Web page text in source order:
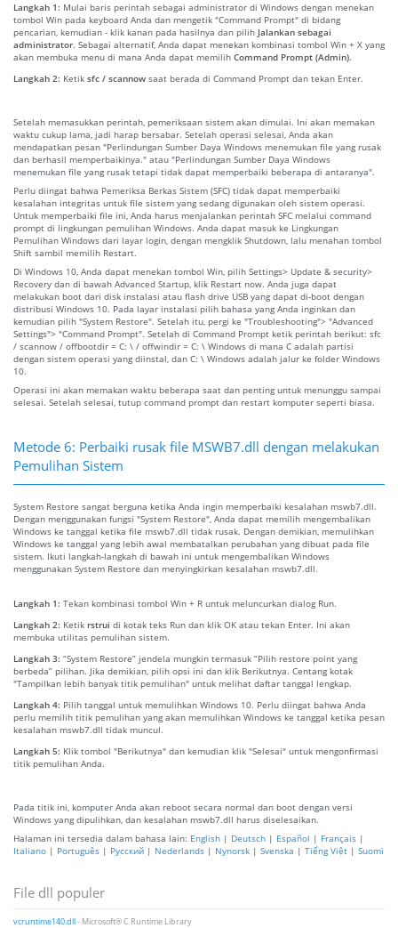
Langkah 1: Mulai baris perintah sebagai administrator di Windows dengan menekan
tombol Win pada keyboard Anda dan mengetik "Command Prompt" di bidang
pencarian, kemudian - klik kanan pada hasilnya dan pilih Jalankan sebagai
administrator. Sebagai alternatif, Anda dapat menekan kombinasi tombol Win + X yang
akan membuka menu di mana Anda dapat memilih Command Prompt (Admin).
Langkah 2: Ketik sfc / scannow saat berada di Command Prompt dan tekan Enter.
Setelah memasukkan perintah, pemeriksaan sistem akan dimulai. Ini akan memakan
waktu cukup lama, jadi harap bersabar. Setelah operasi selesai, Anda akan
mendapatkan pesan "Perlindungan Sumber Daya Windows menemukan file yang rusak
dan berhasil memperbaikinya." atau "Perlindungan Sumber Daya Windows
menemukan file yang rusak tetapi tidak dapat memperbaiki beberapa di antaranya".
Perlu diingat bahwa Pemeriksa Berkas Sistem (SFC) tidak dapat memperbaiki
kesalahan integritas untuk file sistem yang sedang digunakan oleh sistem operasi.
Untuk memperbaiki file ini, Anda harus menjalankan perintah SFC melalui command
prompt di lingkungan pemulihan Windows. Anda dapat masuk ke Lingkungan
Pemulihan Windows dari layar login, dengan mengklik Shutdown, lalu menahan tombol
Shift sambil memilih Restart.
Di Windows 10, Anda dapat menekan tombol Win, pilih Settings> Update & security>
Recovery dan di bawah Advanced Startup, klik Restart now. Anda juga dapat
melakukan boot dari disk instalasi atau flash drive USB yang dapat di-boot dengan
distribusi Windows 10. Pada layar instalasi pilih bahasa yang Anda inginkan dan
kemudian pilih "System Restore". Setelah itu, pergi ke "Troubleshooting"> "Advanced
Settings"> "Command Prompt". Setelah di Command Prompt ketik perintah berikut: sfc
/ scannow / offbootdir = C: \ / offwindir = C: \ Windows di mana C adalah partisi
dengan sistem operasi yang diinstal, dan C: \ Windows adalah jalur ke folder Windows
10.
Operasi ini akan memakan waktu beberapa saat dan penting untuk menunggu sampai
selesai. Setelah selesai, tutup command prompt dan restart komputer seperti biasa.
Metode 6: Perbaiki rusak file MSWB7.dll dengan melakukan
Pemulihan Sistem
System Restore sangat berguna ketika Anda ingin memperbaiki kesalahan mswb7.dll.
Dengan menggunakan fungsi "System Restore", Anda dapat memilih mengembalikan
Windows ke tanggal ketika file mswb7.dll tidak rusak. Dengan demikian, memulihkan
Windows ke tanggal yang lebih awal membatalkan perubahan yang dibuat pada file
sistem. Ikuti langkah-langkah di bawah ini untuk mengembalikan Windows
menggunakan System Restore dan menyingkirkan kesalahan mswb7.dll.
Langkah 1: Tekan kombinasi tombol Win + R untuk meluncurkan dialog Run.
Langkah 2: Ketik rstrui di kotak teks Run dan klik OK atau tekan Enter. Ini akan
membuka utilitas pemulihan sistem.
Langkah 3: “System Restore” jendela mungkin termasuk “Pilih restore point yang
berbeda” pilihan. Jika demikian, pilih opsi ini dan klik Berikutnya. Centang kotak
"Tampilkan lebih banyak titik pemulihan" untuk melihat daftar tanggal lengkap.
Langkah 4: Pilih tanggal untuk memulihkan Windows 10. Perlu diingat bahwa Anda
perlu memilih titik pemulihan yang akan memulihkan Windows ke tanggal ketika pesan
kesalahan mswb7.dll tidak muncul.
Langkah 5: Klik tombol "Berikutnya" dan kemudian klik "Selesai" untuk mengonfirmasi
titik pemulihan Anda.
Pada titik ini, komputer Anda akan reboot secara normal dan boot dengan versi
Windows yang dipulihkan, dan kesalahan mswb7.dll harus diselesaikan.
Halaman ini tersedia dalam bahasa lain: English | Deutsch | Español | Français |
Italiano | Português | Русский | Nederlands | Nynorsk | Svenska | Tiếng Việt | Suomi
File dll populer
vcruntime140.dll- Microsoft® C Runtime Library